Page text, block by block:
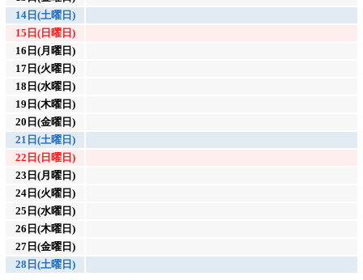
14日(土曜日)
15日(日曜日)
16日(月曜日)
17日(火曜日)
18日(水曜日)
19日(木曜日)
20日(金曜日)
21日(土曜日)
22日(日曜日)
23日(月曜日)
24日(火曜日)
25日(水曜日)
26日(木曜日)
27日(金曜日)
28日(土曜日)